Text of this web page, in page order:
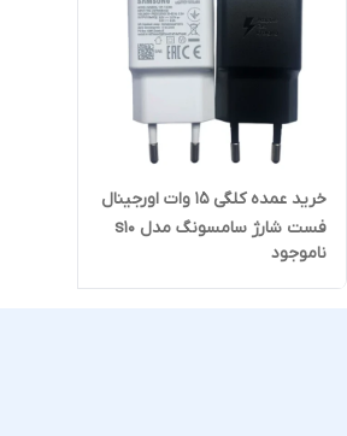
خرید عمده کلگی 15 وات اورجینال
فست شارژ سامسونگ مدل s10
شود (توضیحات را بخوانید)
ناموجود